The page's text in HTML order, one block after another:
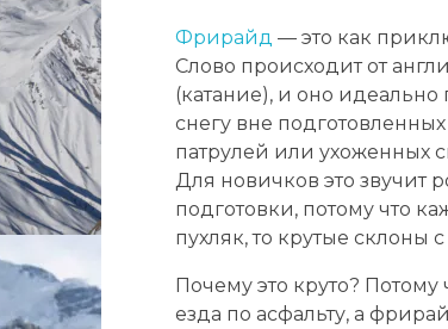
Фрирайд — это как
Слово происходит от
(катание), и оно идеально
снегу вне
патрулей или ухоженных
Для новичков это звучит
подготовки, потому что
пухляк, то крутые
Почему это круто?
езда по асфальту, а